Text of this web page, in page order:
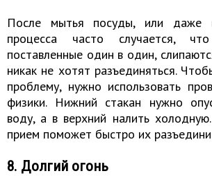
После мытья посуды, или даже
процесса часто случается,
поставленные один в один,
никак не хотят разъединяться.
проблему, нужно использовать
физики. Нижний стакан нужно
воду, а в верхний налить
прием поможет быстро их
8. Долгий огонь